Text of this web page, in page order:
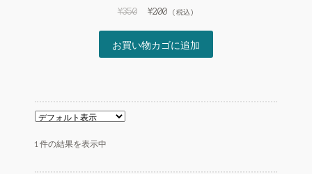
¥350
元
価
格
で
¥200現
の
価
¥200
(税込)
お買い物カゴに追加
1件の結果を表示中